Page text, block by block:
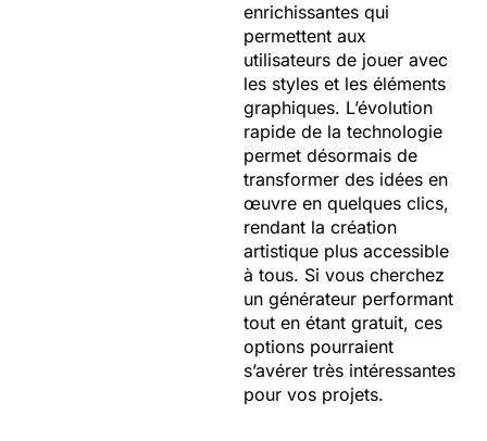
enrichissantes qui
permettent aux
utilisateurs de jouer avec
les styles et les éléments
graphiques. L’évolution
rapide de la technologie
permet désormais de
transformer des idées en
œuvre en quelques clics,
rendant la création
artistique plus accessible
à tous. Si vous cherchez
un générateur performant
tout en étant gratuit, ces
options pourraient
s’avérer très intéressantes
pour vos projets.